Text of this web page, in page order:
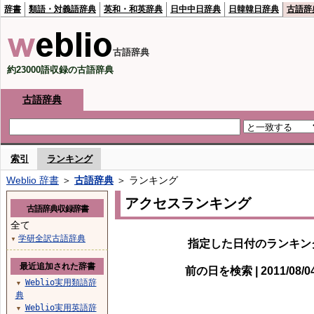
辞書 類語・対義語辞典 英和・和英辞典 日中中日辞典 日韓韓日辞典 古語辞
古語辞典
約23000語収録の古語辞典
古語辞典
索引 ランキング
Weblio 辞書 ＞ 古語辞典 ＞ ランキング
アクセスランキング
指定した日付のランキ
前の日を検索 | 2011/08/
古語辞典収録辞書
全て
▼ 学研全訳古語辞典
最近追加された辞書
▼
Weblio実用類語辞
典
▼ Weblio実用英語辞